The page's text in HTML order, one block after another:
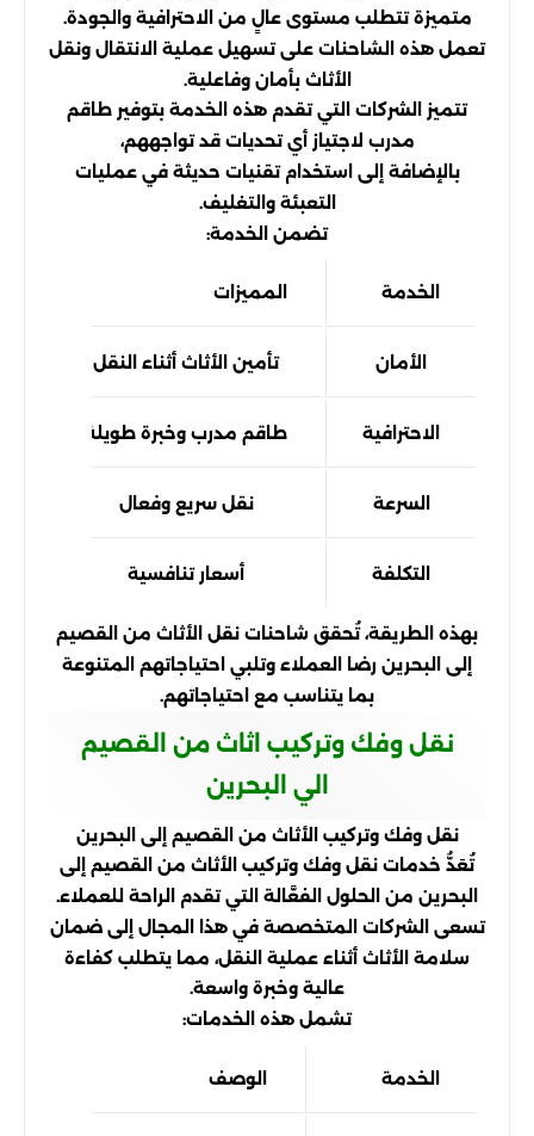
متميزة تتطلب مستوى عالٍ من الاحترافية والجودة.
تعمل هذه الشاحنات على تسهيل عملية الانتقال ونقل
الأثاث بأمان وفاعلية.
تتميز الشركات التي تقدم هذه الخدمة بتوفير طاقم
مدرب لاجتياز أي تحديات قد تواجههم،
بالإضافة إلى استخدام تقنيات حديثة في عمليات
التعبئة والتغليف.
تضمن الخدمة:
الخدمة المميزات
الأمان تأمين الأثاث أثناء النقل
الاحترافية طاقم مدرب وخبرة طويلة
السرعة نقل سريع وفعال
التكلفة أسعار تنافسية
بهذه الطريقة، تُحقق شاحنات نقل الأثاث من القصيم
إلى البحرين رضا العملاء وتلبي احتياجاتهم المتنوعة
بما يتناسب مع احتياجاتهم.
نقل وفك وتركيب اثاث من القصيم
الي البحرين
نقل وفك وتركيب الأثاث من القصيم إلى البحرين
تُعَدُّ خدمات نقل وفك وتركيب الأثاث من القصيم إلى
البحرين من الحلول الفعَّالة التي تقدم الراحة للعملاء.
تسعى الشركات المتخصصة في هذا المجال إلى ضمان
سلامة الأثاث أثناء عملية النقل، مما يتطلب كفاءة
عالية وخبرة واسعة.
تشمل هذه الخدمات:
الخدمة الوصف